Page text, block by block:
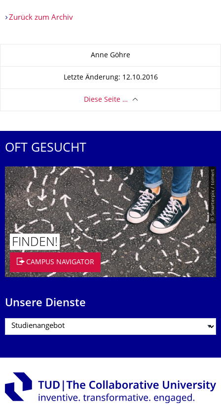
Zurück zum Archiv
Anne Göhre
Letzte Änderung: 12.10.2016
Diese Seite …
OFT GESUCHT
© Smarterpix / tomert
FINDEN!
CAMPUS NAVIGATOR
Unsere Dienste